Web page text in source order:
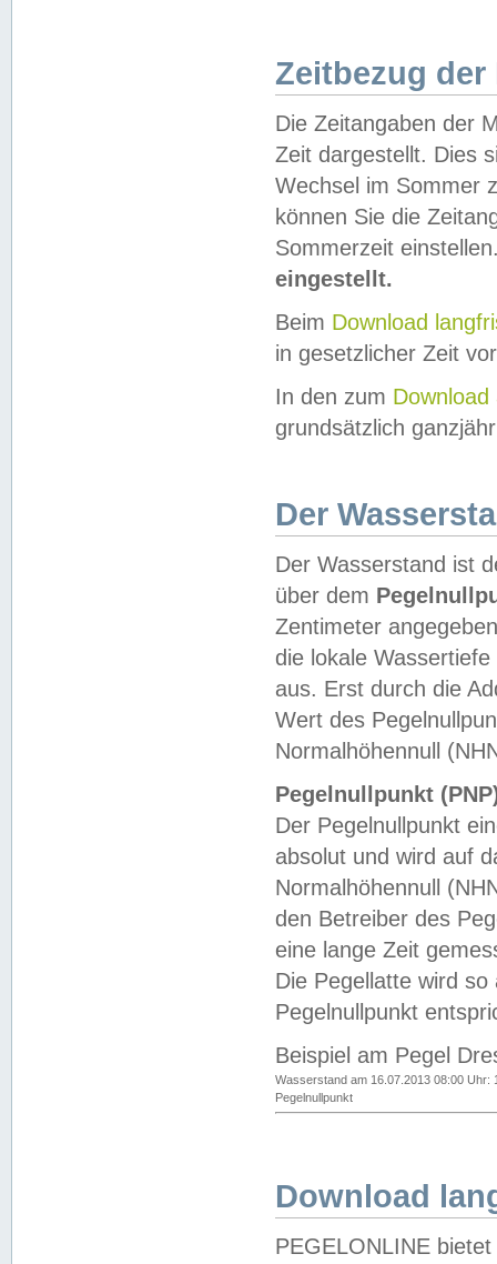
Zeitbezug der
Die Zeitangaben der
Zeit dargestellt. Dies
Wechsel im Sommer
können Sie die
Sommerzeit
eingestellt.
Beim Download
in gesetzlicher Zeit
In den zum Download
grundsätzlich
Der
Der Wasserstand ist
über dem
Zentimeter
die lokale
aus. Erst durch die
Wert des
Normalhöhennull
Pegelnullpunkt
Der Pegelnullpunkt
absolut und wird auf
Normalhöhennull
den Betreiber des
eine lange Zeit
Die Pegellatte wird
Pegelnullpunkt
Beispiel am Pegel
Wasserstand am 16.07.2013 08:00 Uhr:
Pegelnullpunkt
Download
PEGELONLINE